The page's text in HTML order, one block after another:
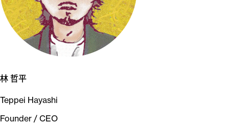
林 哲平
Teppei Hayashi
Founder / CEO